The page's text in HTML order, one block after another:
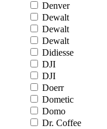
Denver
Dewalt
Dewalt
Dewalt
Didiesse
DJI
DJI
Doerr
Dometic
Domo
Dr. Coffee